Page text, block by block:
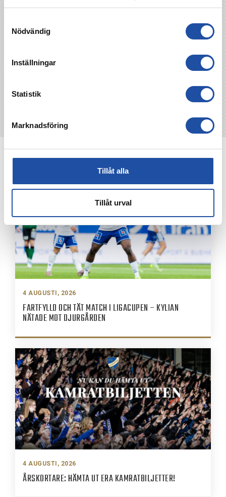
Nödvändig
Inställningar
Statistik
Marknadsföring
Tillåt alla
Tillåt urval
NYHETER
4 AUGUSTI, 2026
FARTFYLLD OCH TÄT MATCH I LIGACUPEN – KYLIAN
NÄTADE MOT DJURGÅRDEN
4 AUGUSTI, 2026
ÅRSKORTARE: HÄMTA UT ERA KAMRATBILJETTER!